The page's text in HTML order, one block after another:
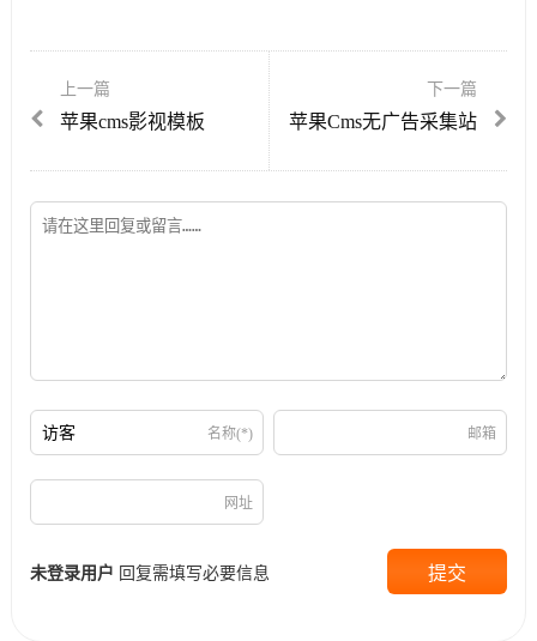
上一篇
苹果cms影视模板
下一篇
苹果Cms无广告采集站
名称(*) 邮箱
网址
未登录用户 回复需填写必要信息